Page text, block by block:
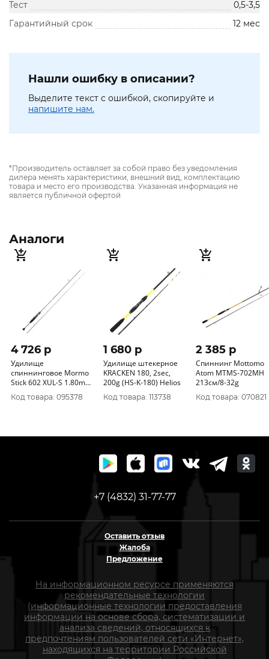
Тест
0,5-3,5
Гарантийный срок
12 мес
Нашли ошибку в описании?
Выделите текст с ошибкой, скопируйте и
напишите нам.
*Производитель оставляет за собой право без уведомления
дилера менять характеристики, внешний вид, комплектацию
товара и место его производства. Указанная информация не
является публичной офертой
Аналоги
4 726 p
Удилище
спиннинговое Mormo
Stick 602 XUL-S 1.80m
0.5 - 2.5g 0.1-0.3 PE (N-
MS-602XUL-S) NISUS
Код товара: 095378
1 680 p
Удилище штекерное
KRACKEN 180, 2sec,
200g (HS-K-180) Helios
Код товара: 113738
2 385 p
Спиннинг Mottomo
Atom MTMS-702MH
213см/8-32g
Код товара: 070821
+7 (4832) 31-77-77
Оставить отзыв
Жалоба
Предложение
На информационном ресурсе применяются
рекомендательные технологии
(информационные технологии предоставления
информации на основе сбора, систематизации и
анализа сведений, относящихся к
предпочтениям пользователей сети «Интернет»,
находящихся на территории Российской